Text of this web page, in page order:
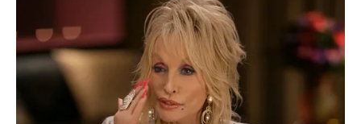
OBSERWUJ NAS W GOOGLE NEWS, BY BYĆ NA
BIEŻĄCO!
Facebook Twitter Google+